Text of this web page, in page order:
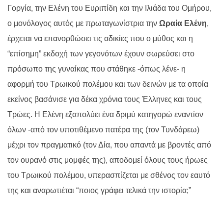
Γοργία, την Ελένη του Ευριπίδη και την Ιλιάδα του Ομήρου,
ο μονόλογος αυτός με πρωταγωνίστρια την Ωραία Ελένη,
έρχεται να επανορθώσει τις αδικίες που ο μύθος και η
“επίσημη” εκδοχή των γεγονότων έχουν σωρεύσει στο
πρόσωπο της γυναίκας που στάθηκε -όπως λένε- η
αφορμή του Τρωικού πολέμου και των δεινών με τα οποία
εκείνος βασάνισε για δέκα χρόνια τους Έλληνες και τους
Τρώες. Η Ελένη εξαπολύει ένα δριμύ κατηγορώ εναντίον
όλων -από τον υποτιθέμενο πατέρα της (τον Τυνδάρεω)
μέχρι τον πραγματικό (τον Δία, που απαντά με βροντές από
τον ουρανό στις μομφές της), αποδομεί όλους τους ήρωες
του Τρωικού πολέμου, υπερασπίζεται με σθένος τον εαυτό
της και αναρωτιέται “ποιος γράφει τελικά την ιστορία;”